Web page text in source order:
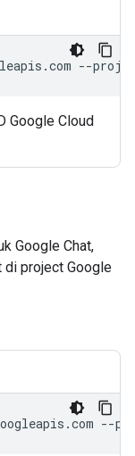
--
Google Cloud
Google Chat,
di project Google
--